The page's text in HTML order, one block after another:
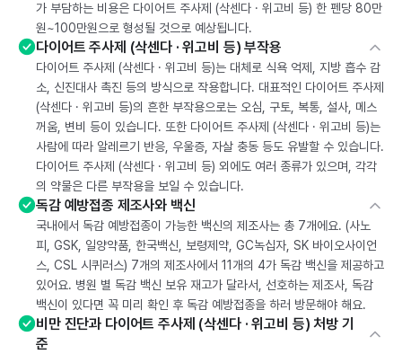
가 부담하는 비용은 다이어트 주사제 (삭센다 · 위고비 등) 한 펜당 80만
원~100만원으로 형성될 것으로 예상됩니다.
다이어트 주사제 (삭센다 · 위고비 등) 부작용
다이어트 주사제 (삭센다 · 위고비 등)는 대체로 식욕 억제, 지방 흡수 감
소, 신진대사 촉진 등의 방식으로 작용합니다. 대표적인 다이어트 주사제
(삭센다 · 위고비 등)의 흔한 부작용으로는 오심, 구토, 복통, 설사, 메스
꺼움, 변비 등이 있습니다. 또한 다이어트 주사제 (삭센다 · 위고비 등)는
사람에 따라 알레르기 반응, 우울증, 자살 충동 등도 유발할 수 있습니다.
다이어트 주사제 (삭센다 · 위고비 등) 외에도 여러 종류가 있으며, 각각
의 약물은 다른 부작용을 보일 수 있습니다.
독감 예방접종 제조사와 백신
국내에서 독감 예방접종이 가능한 백신의 제조사는 총 7개에요. (사노
피, GSK, 일양약품, 한국백신, 보령제약, GC녹십자, SK 바이오사이언
스, CSL 시퀴러스) 7개의 제조사에서 11개의 4가 독감 백신을 제공하고
있어요. 병원 별 독감 백신 보유 재고가 달라서, 선호하는 제조사, 독감
백신이 있다면 꼭 미리 확인 후 독감 예방접종을 하러 방문해야 해요.
비만 진단과 다이어트 주사제 (삭센다 · 위고비 등) 처방 기
준